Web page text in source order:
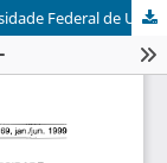
Perfil dos candidatos ao vestibular da Universidade Federal de Uberlândia